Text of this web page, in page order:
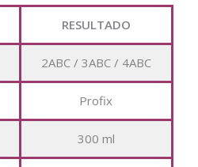
RESULTADO
2ABC / 3ABC / 4ABC
Profix
300 ml